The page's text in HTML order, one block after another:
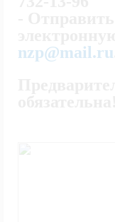
nzp@mail.ru